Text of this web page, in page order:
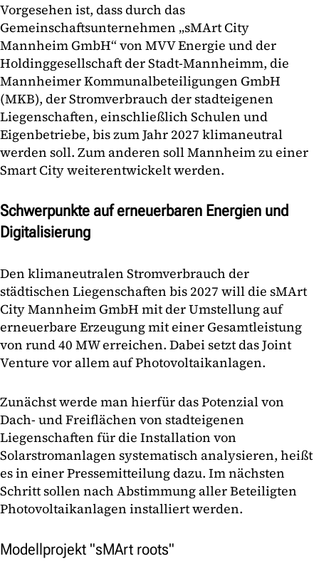
Vorgesehen ist, dass durch das
Gemeinschaftsunternehmen „sMArt City
Mannheim GmbH“ von MVV Energie und der
Holdinggesellschaft der Stadt-Mannheimm, die
Mannheimer Kommunalbeteiligungen GmbH
(MKB), der Stromverbrauch der stadteigenen
Liegenschaften, einschließlich Schulen und
Eigenbetriebe, bis zum Jahr 2027 klimaneutral
werden soll. Zum anderen soll Mannheim zu einer
Smart City weiterentwickelt werden.
Schwerpunkte auf erneuerbaren Energien und
Digitalisierung
Den klimaneutralen Stromverbrauch der
städtischen Liegenschaften bis 2027 will die sMArt
City Mannheim GmbH mit der Umstellung auf
erneuerbare Erzeugung mit einer Gesamtleistung
von rund 40 MW erreichen. Dabei setzt das Joint
Venture vor allem auf Photovoltaikanlagen.
Zunächst werde man hierfür das Potenzial von
Dach- und Freiflächen von stadteigenen
Liegenschaften für die Installation von
Solarstromanlagen systematisch analysieren, heißt
es in einer Pressemitteilung dazu. Im nächsten
Schritt sollen nach Abstimmung aller Beteiligten
Photovoltaikanlagen installiert werden.
Modellprojekt "sMArt roots"